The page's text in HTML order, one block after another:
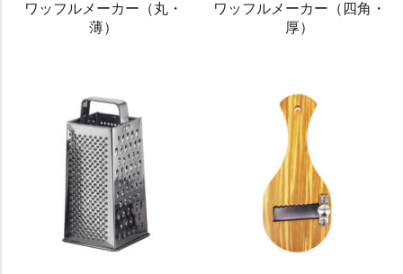
ワッフルメーカー（丸・
薄）
ワッフルメーカー（四角・
厚）